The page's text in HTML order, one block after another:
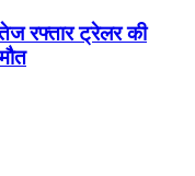
रफ्तार ट्रेलर की